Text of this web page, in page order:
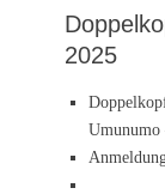
2025
Umunumo